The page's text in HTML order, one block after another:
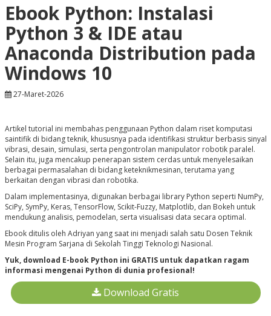
Ebook Python: Instalasi
Python 3 & IDE atau
Anaconda Distribution pada
Windows 10
27-Maret-2026
Artikel tutorial ini membahas penggunaan Python dalam riset komputasi
saintifik di bidang teknik, khususnya pada identifikasi struktur berbasis sinyal
vibrasi, desain, simulasi, serta pengontrolan manipulator robotik paralel.
Selain itu, juga mencakup penerapan sistem cerdas untuk menyelesaikan
berbagai permasalahan di bidang keteknikmesinan, terutama yang
berkaitan dengan vibrasi dan robotika.
Dalam implementasinya, digunakan berbagai library Python seperti NumPy,
SciPy, SymPy, Keras, TensorFlow, Scikit-Fuzzy, Matplotlib, dan Bokeh untuk
mendukung analisis, pemodelan, serta visualisasi data secara optimal.
Ebook ditulis oleh Adriyan yang saat ini menjadi salah satu Dosen Teknik
Mesin Program Sarjana di Sekolah Tinggi Teknologi Nasional.
Yuk, download E-book Python ini GRATIS untuk dapatkan ragam
informasi mengenai Python di dunia profesional!
Download Gratis